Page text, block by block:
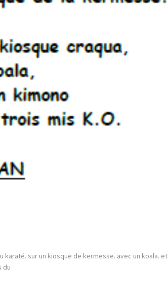
karaté. sur un kiosque de kermesse. avec un koala. et
du